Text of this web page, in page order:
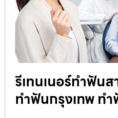
รีเทนเนอร์ทำฟัน
ทำฟันกรุงเทพ ท